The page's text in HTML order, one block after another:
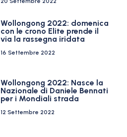
Wollongong 2022: domenica
con le crono Elite prende il
via la rassegna iridata
16 Settembre 2022
Wollongong 2022: Nasce la
Nazionale di Daniele Bennati
per i Mondiali strada
12 Settembre 2022